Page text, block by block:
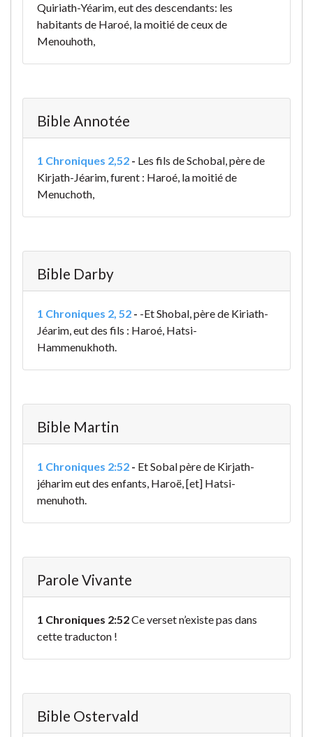
Quiriath-Yéarim, eut des descendants: les
habitants de Haroé, la moitié de ceux de
Menouhoth,
Bible Annotée
1 Chroniques 2,52 - Les fils de Schobal, père de
Kirjath-Jéarim, furent : Haroé, la moitié de
Menuchoth,
Bible Darby
1 Chroniques 2, 52 - -Et Shobal, père de Kiriath-
Jéarim, eut des fils : Haroé, Hatsi-
Hammenukhoth.
Bible Martin
1 Chroniques 2:52 - Et Sobal père de Kirjath-
jéharim eut des enfants, Haroë, [et] Hatsi-
menuhoth.
Parole Vivante
1 Chroniques 2:52Ce verset n’existe pas dans
cette traducton !
Bible Ostervald